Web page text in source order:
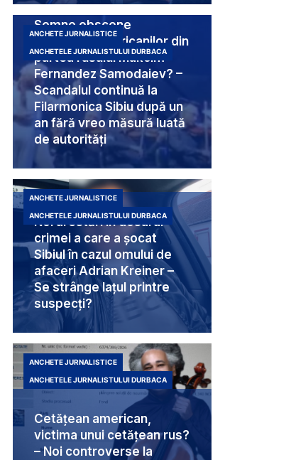
Semne obscene
destinate americanilor din
partea rusului Makcim
Fernandez Samodaiev? –
Scandalul continuă la
Filarmonica Sibiu după un
an fără vreo măsură luată
de autorități
ANCHETE JURNALISTICE
ANCHETELE JURNALISTULUI DURBACA
Noi arestări în dosarul
crimei a care a șocat
Sibiul în cazul omului de
afaceri Adrian Kreiner –
Se strânge lațul printre
suspecți?
ANCHETE JURNALISTICE
ANCHETELE JURNALISTULUI DURBACA
Cetățean american,
victima unui cetățean rus?
– Noi controverse la
ANCHETE JURNALISTICE
ANCHETELE JURNALISTULUI DURBACA